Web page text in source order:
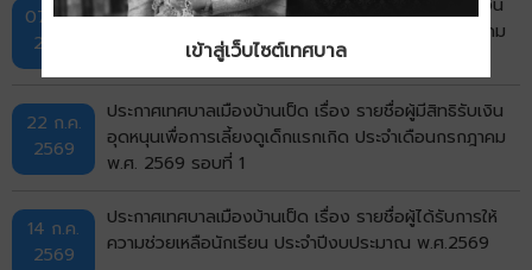
07 ส.ค.
2569
อุดหนุนเพื่อการเลี้ยงดูเด็กแรกเกิด ประจำเดือนกรกฎาคม
22 ก.ค.
2569
ประกาศเทศบาลเมืองบ้านเป็ด เรื่อง รายชื่อผู้มีสิทธิรับเงิน
อุดหนุนเพื่อการเลี้ยงดูเด็กแรกเกิด ประจำเดือนกรกฎาคม
พ.ศ. 2569 รอบที่ 1
14 ก.ค.
2569
ประกาศเทศบาลเมืองบ้านเป็ด เรื่อง รายชื่อผู้ได้รับการให้
ความช่วยเหลือนักเรียน ประจำปีงบประมาณ พ.ศ.2569
เข้าสู่เว็บไซต์เทศบาล